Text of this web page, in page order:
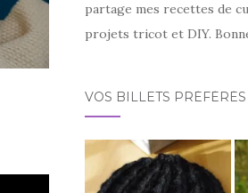
partage mes recettes de
projets tricot et DIY.
VOS BILLETS PRÉFÉRÉS